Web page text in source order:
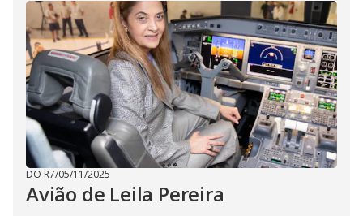
DO R7/05/11/2025
Avião de Leila Pereira